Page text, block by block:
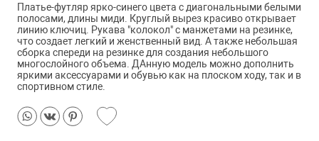
Платье-футляр ярко-синего цвета с диагональными белыми
полосами, длины миди. Круглый вырез красиво открывает
линию ключиц. Рукава "колокол" с манжетами на резинке,
что создает легкий и женственный вид. А также небольшая
сборка спереди на резинке для создания небольшого
многослойного объема. ДАнную модель можно дополнить
яркими аксессуарами и обувью как на плоском ходу, так и в
спортивном стиле.